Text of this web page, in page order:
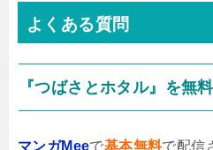
よくある質問
『つばさとホタル』を無
マンガMeeで基本無料で配信